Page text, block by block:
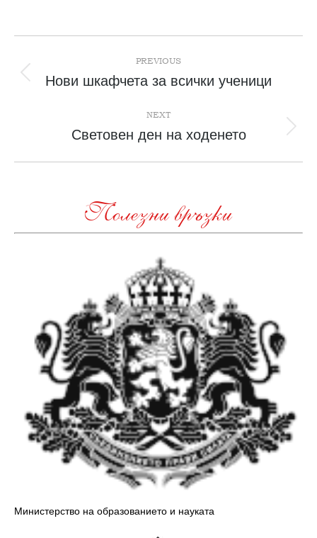
navigation
PREVIOUS
Previous
Нови шкафчета за всички ученици
NEXT
Next
Световен ден на ходенето
Полезни връзки
Министерство на образованието и науката